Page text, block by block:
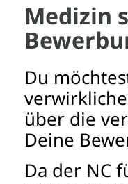
Medizin
Du
über die
Deine
Da der NC